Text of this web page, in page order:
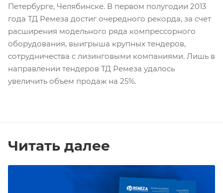
Петербурге, Челябинске. В первом полугодии 2013
года ТД Ремеза достиг очередного рекорда, за счет
расширения модельного ряда компрессорного
оборудования, выигрыша крупных тендеров,
сотрудничества с лизинговыми компаниями. Лишь в
направлении тендеров ТД Ремеза удалось
увеличить объем продаж на 25%.
Читать далее